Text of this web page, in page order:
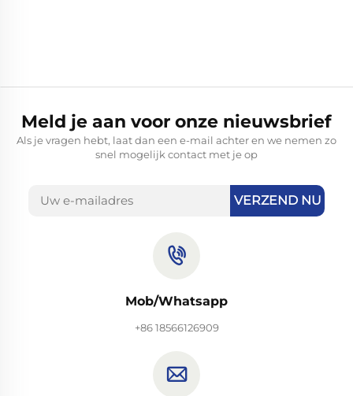
Meld je aan voor onze nieuwsbrief
Als je vragen hebt, laat dan een e-mail achter en we nemen zo
snel mogelijk contact met je op
VERZEND NU
Mob/Whatsapp
+86 18566126909